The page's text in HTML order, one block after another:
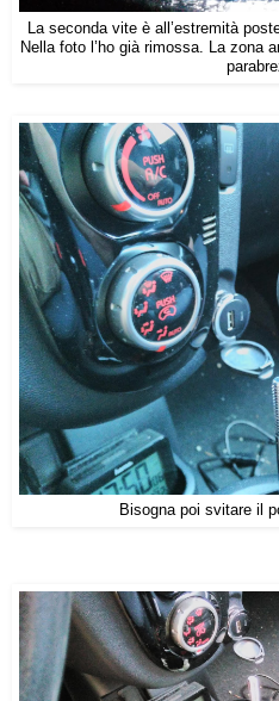
La seconda vite è all’estremità
Nella foto l’ho già rimossa. La zona
Bisogna poi svitare il